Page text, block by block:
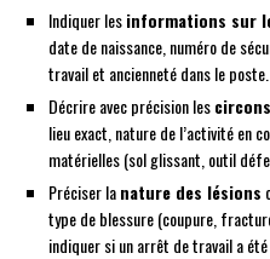
Indiquer lesinformations sur
date de naissance, numéro de
travail et ancienneté dans le poste.
Décrire avec précision les
lieu exact, nature de l’activité en
matérielles (sol glissant, outil
Préciser lanature des lésions
type de blessure (coupure,
indiquer si un arrêt de travail a